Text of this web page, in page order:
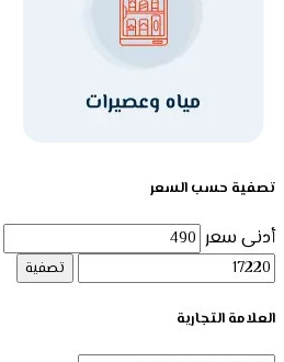
تصفية حسب السعر
أدنى سعر
تصفية
العلامة التجارية